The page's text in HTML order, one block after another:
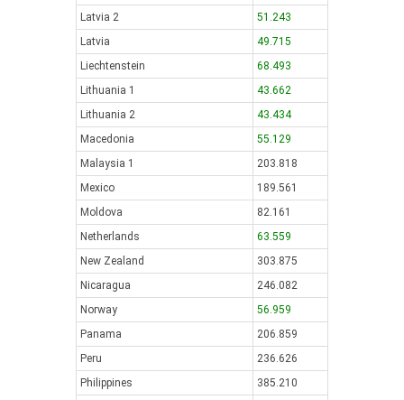
Latvia 2
51.243
Latvia
49.715
Liechtenstein
68.493
Lithuania 1
43.662
Lithuania 2
43.434
Macedonia
55.129
Malaysia 1
203.818
Mexico
189.561
Moldova
82.161
Netherlands
63.559
New Zealand
303.875
Nicaragua
246.082
Norway
56.959
Panama
206.859
Peru
236.626
Philippines
385.210